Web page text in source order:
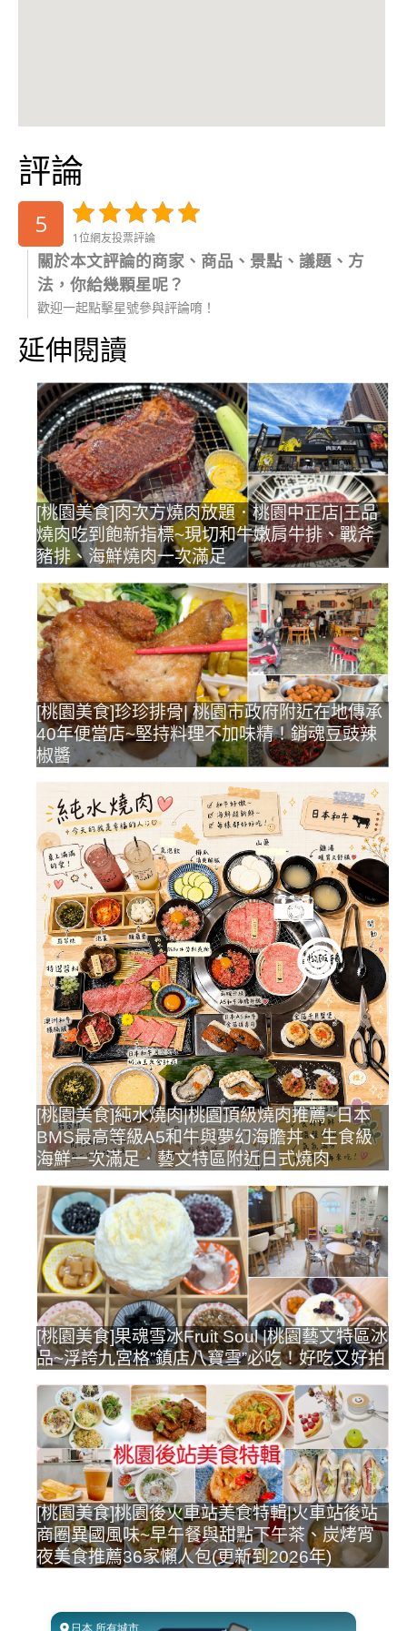
評論
5 1位網友投票評論
關於本文評論的商家、商品、景點、議題、方
法，你給幾顆星呢？
歡迎一起點擊星號參與評論唷！
延伸閱讀
[桃園美食]肉次方燒肉放題．桃園中正店|王品
燒肉吃到飽新指標~現切和牛嫩肩牛排、戰斧
豬排、海鮮燒肉一次滿足
[桃園美食]珍珍排骨| 桃園市政府附近在地傳承
40年便當店~堅持料理不加味精！銷魂豆豉辣
椒醬
[桃園美食]純水燒肉|桃園頂級燒肉推薦~日本
BMS最高等級A5和牛與夢幻海膽丼、生食級
海鮮一次滿足．藝文特區附近日式燒肉
[桃園美食]果魂雪冰Fruit Soul |桃園藝文特區冰
品~浮誇九宮格”鎮店八寶雪”必吃！好吃又好拍
[桃園美食]桃園後火車站美食特輯|火車站後站
商圈異國風味~早午餐與甜點下午茶、炭烤宵
夜美食推薦36家懶人包(更新到2026年)